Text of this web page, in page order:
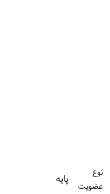
نوع
عضویت
پایه